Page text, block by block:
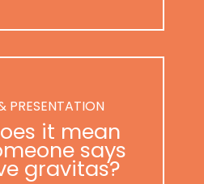
PRESENTATION
it mean
says
gravitas?